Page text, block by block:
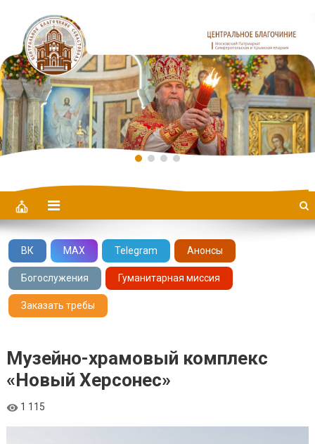
Центральное Благочиние
ВК MAX Telegram Анонсы
Богослужения Гуманитарная миссия
Заказать требы
Музейно-храмовый комплекс
«Новый Херсонес»
1 115